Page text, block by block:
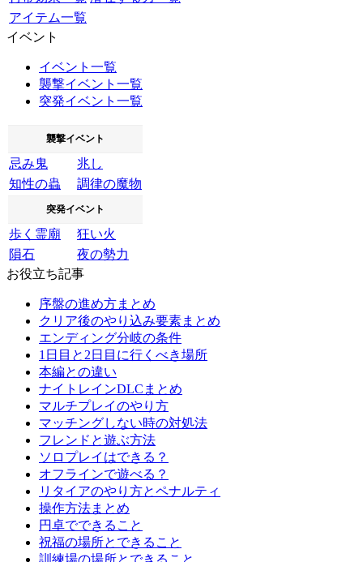
アイテム一覧
イベント
イベント一覧
襲撃イベント一覧
突発イベント一覧
襲撃イベント
忌み鬼
兆し
知性の蟲
調律の魔物
突発イベント
歩く霊廟
狂い火
隕石
夜の勢力
お役立ち記事
序盤の進め方まとめ
クリア後のやり込み要素まとめ
エンディング分岐の条件
1日目と2日目に行くべき場所
本編との違い
ナイトレインDLCまとめ
マルチプレイのやり方
マッチングしない時の対処法
フレンドと遊ぶ方法
ソロプレイはできる？
オフラインで遊べる？
リタイアのやり方とペナルティ
操作方法まとめ
円卓でできること
祝福の場所とできること
訓練場の場所とできること